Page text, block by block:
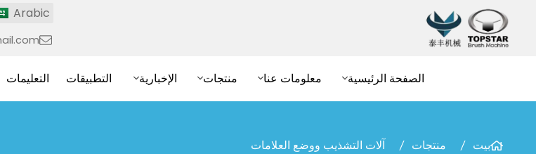
Arabic
الصفحة الرئيسية معلومات عنا منتجات الإخبارية التطبيقات التعليمات
بيت منتجات آلات التشذيب ووضع العلامات